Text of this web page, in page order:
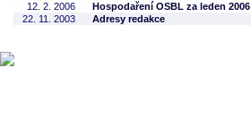
12. 2. 2006
Hospodaření OSBL za leden 2006
22. 11. 2003
Adresy redakce